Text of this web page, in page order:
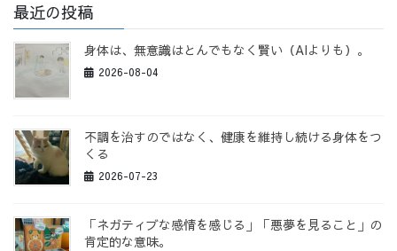
最近の投稿
身体は、無意識はとんでもなく賢い（AIよりも）。
2026-08-04
不調を治すのではなく、健康を維持し続ける身体をつ
くる
2026-07-23
「ネガティブな感情を感じる」「悪夢を見ること」の
肯定的な意味。